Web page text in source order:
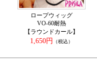
ロープウィッグ
VO-60耐熱
【ラウンドカール】
1,650円
（税込）